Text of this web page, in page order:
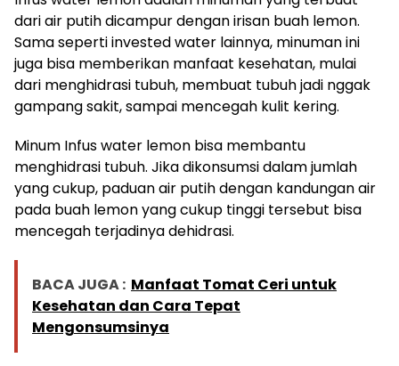
dari air putih dicampur dengan irisan buah lemon.
Sama seperti invested water lainnya, minuman ini
juga bisa memberikan manfaat kesehatan, mulai
dari menghidrasi tubuh, membuat tubuh jadi nggak
gampang sakit, sampai mencegah kulit kering.
Minum Infus water lemon bisa membantu
menghidrasi tubuh. Jika dikonsumsi dalam jumlah
yang cukup, paduan air putih dengan kandungan air
pada buah lemon yang cukup tinggi tersebut bisa
mencegah terjadinya dehidrasi.
BACA JUGA : Manfaat Tomat Ceri untuk
Kesehatan dan Cara Tepat
Mengonsumsinya